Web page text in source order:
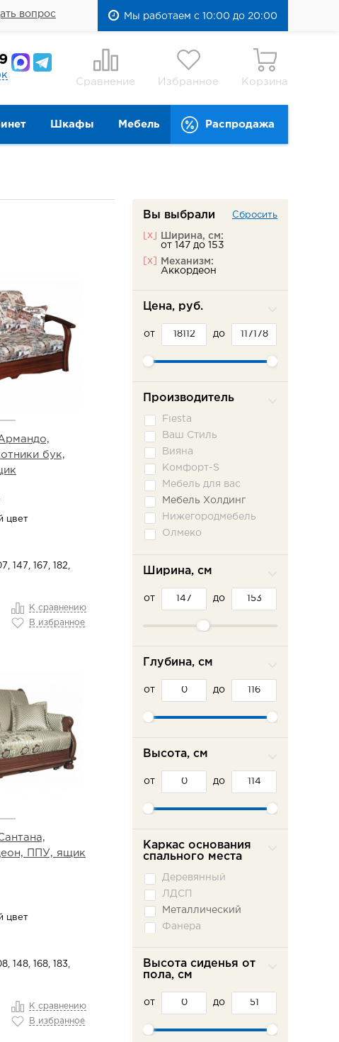
вопрос Мы работаем с 10:00 до 20:00
Сравнение Избранное Корзина
Шкафы Мебель Распродажа
бук,
цвет
147, 167, 182,
К сравнению
В избранное
ППУ, ящик
цвет
148, 168, 183,
К сравнению
В избранное
Вы выбрали Сбросить
[x]
Ширина, см:
от 147 до 153
[x]
Механизм:
Аккордеон
Цена, руб.
от до
Производитель
Fiesta
Ваш Стиль
Вияна
Комфорт-S
Мебель для вас
Мебель Холдинг
Нижегородмебель
Олмеко
Фламинго
Эврика
Ширина, см
от до
Глубина, см
от до
Высота, см
от до
Каркас основания
спального места
Деревянный
ЛДСП
Металлический
Фанера
Высота сиденья от
пола, см
от до